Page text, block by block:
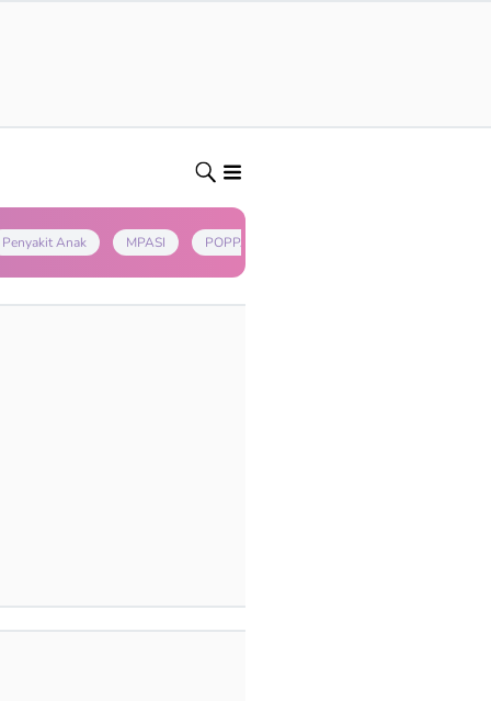
Penyakit Anak MPASI POPPAPA